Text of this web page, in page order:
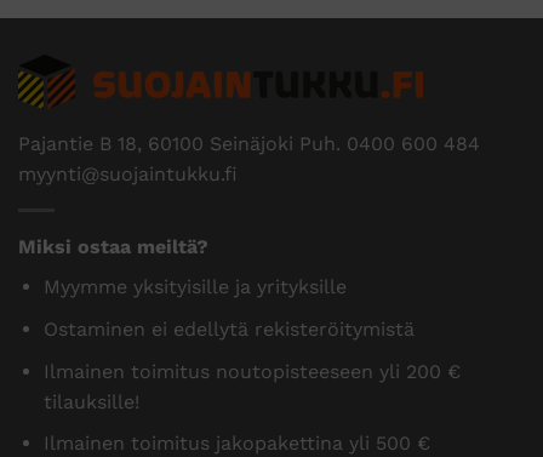
Pajantie B 18, 60100 Seinäjoki Puh. 0400 600 484
myynti@suojaintukku.fi
Miksi ostaa meiltä?
Myymme yksityisille ja yrityksille
Ostaminen ei edellytä rekisteröitymistä
Ilmainen toimitus noutopisteeseen yli 200 €
tilauksille!
Ilmainen toimitus jakopakettina yli 500 €